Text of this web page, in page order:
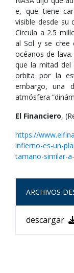
e, que tiene
visible desde su
Circula a 2.5
al Sol y se cree
océanos de
que la mitad del
orbita por la
embargo, una
atmósfera
El Financiero,
https://
infierno-es-un-
tamano-similar-
ARCHIVOS
descargar